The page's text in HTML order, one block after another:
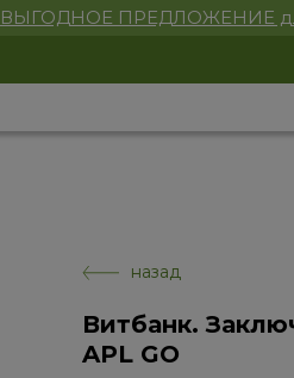
ВЫГОДНОЕ ПРЕДЛОЖЕНИЕ для
назад
Витбанк.
APL GO